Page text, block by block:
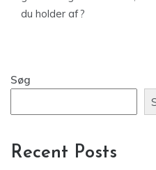
du holder af?
Søg
Recent Posts